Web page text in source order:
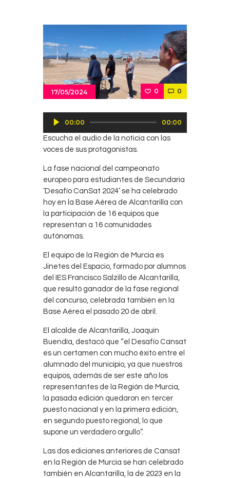
17/05/2024 0 0
Reproductor
audio
00:00 00:00
Escucha el audio de la noticia con las
voces de sus protagonistas.
La fase nacional del campeonato
europeo para estudiantes de Secundaria
‘Desafío CanSat 2024’ se ha celebrado
hoy en la Base Aérea de Alcantarilla con
la participación de 16 equipos que
representan a 16 comunidades
autónomas.
El equipo de la Región de Murcia es
Jinetes del Espacio, formado por alumnos
del IES Francisco Salzillo de Alcantarilla,
que resultó ganador de la fase regional
del concurso, celebrada también en la
Base Aérea el pasado 20 de abril.
El alcalde de Alcantarilla, Joaquín
Buendía, destacó que “el Desafío Cansat
es un certamen con mucho éxito entre el
alumnado del municipio, ya que nuestros
equipos, además de ser este año los
representantes de la Región de Murcia,
la pasada edición quedaron en tercer
puesto nacional y en la primera edición,
en segundo puesto regional, lo que
supone un verdadero orgullo”.
Las dos ediciones anteriores de Cansat
en la Región de Murcia se han celebrado
también en Alcantarilla, la de 2023 en la